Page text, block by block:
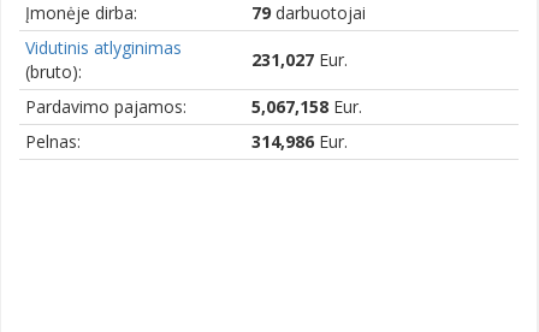
Įmonėje dirba:
79 darbuotojai
Vidutinis atlyginimas
(bruto):
231,027 Eur.
Pardavimo pajamos: 5,067,158 Eur.
Pelnas:
314,986 Eur.